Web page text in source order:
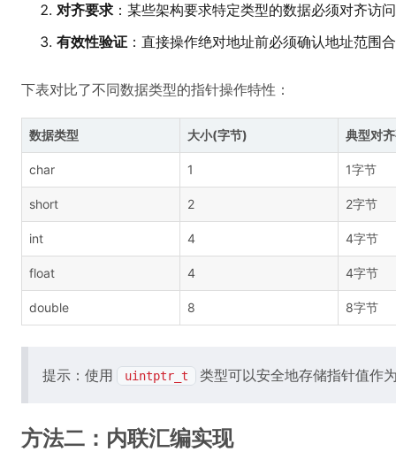
对齐要求 ：某些架构要求特定类型的数据必须对齐访
有效性验证 ：直接操作绝对地址前必须确认地址范围
下表对比了不同数据类型的指针操作特性：
数据类型 大小(字节) 典型对
char 1 1字节
short 2 2字节
int 4 4字节
float 4 4字节
double 8 8字节
提示：使用 uintptr_t 类型可以安全地存储指针值作
方法二：内联汇编实现